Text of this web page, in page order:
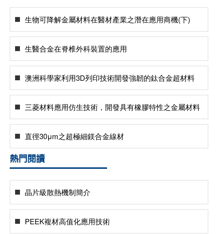
生物可降解金屬材料在醫材產業之潛在應用商機(下)
生醫合金在脊椎外科裝置的應用
澳洲科學家利用3D列印技術開發強韌的鈦合金超材料
三菱材料應用仿生技術，開發具有橡膠特性之金屬材料
直徑30μm之超極細鎂合金線材
熱門閱讀
晶片級散熱機制簡介
PEEK複材高值化應用技術